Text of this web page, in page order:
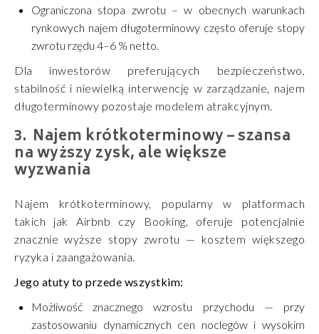
Ograniczona stopa zwrotu – w obecnych warunkach
rynkowych najem długoterminowy często oferuje stopy
zwrotu rzędu 4–6 % netto.
Dla inwestorów preferujących bezpieczeństwo,
stabilność i niewielką interwencję w zarządzanie, najem
długoterminowy pozostaje modelem atrakcyjnym.
Najem krótkoterminowy – szansa
na wyższy zysk, ale większe
wyzwania
Najem krótkoterminowy, popularny w platformach
takich jak Airbnb czy Booking, oferuje potencjalnie
znacznie wyższe stopy zwrotu — kosztem większego
ryzyka i zaangażowania.
Jego atuty to przede wszystkim:
Możliwość znacznego wzrostu przychodu — przy
zastosowaniu dynamicznych cen noclegów i wysokim